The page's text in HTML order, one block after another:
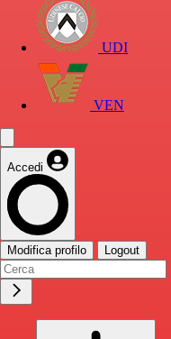
UDI
VEN
Accedi
Modifica profilo Logout